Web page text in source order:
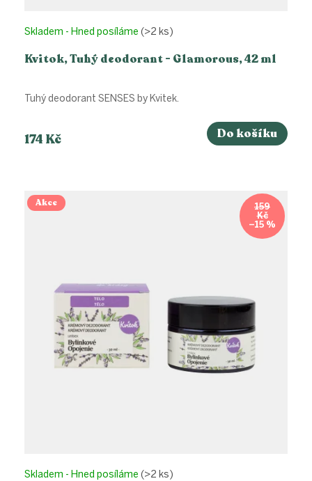
Kvitok, Tuhý deodorant - Glamorous, 42 ml
Skladem - Hned posíláme (>2 ks)
174 Kč Do košíku
Tuhý deodorant SENSES by Kvitek.
Akce
159
Kč
–15 %
Skladem - Hned posíláme (>2 ks)